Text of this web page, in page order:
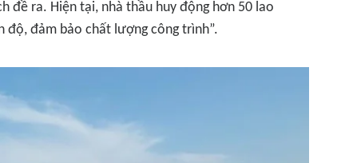
đề ra. Hiện tại, nhà thầu huy động hơn 50 lao
độ, đảm bảo chất lượng công trình”.